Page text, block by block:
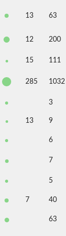
13 63
12 200
15 111
285 1032
3
13 9
6
7
5
7 40
63